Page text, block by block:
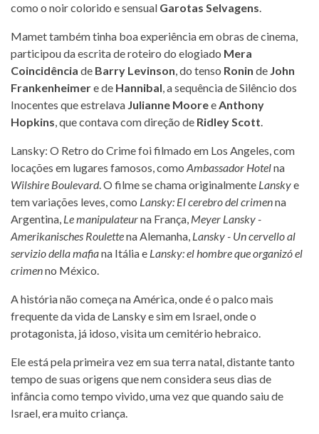
como o noir colorido e sensual Garotas Selvagens.
Mamet também tinha boa experiência em obras de cinema,
participou da escrita de roteiro do elogiado Mera
Coincidência de Barry Levinson, do tenso Ronin de John
Frankenheimere de Hannibal, a sequência de Silêncio dos
Inocentes que estrelava Julianne MooreeAnthony
Hopkins, que contava com direção de Ridley Scott.
Lansky: O Retro do Crime foi filmado em Los Angeles, com
locações em lugares famosos, como Ambassador Hotelna
Wilshire Boulevard. O filme se chama originalmente Lanskye
tem variações leves, como Lansky: El cerebro del crimenna
Argentina, Le manipulateurna França, Meyer Lansky -
Amerikanisches Roulettena Alemanha, Lansky - Un cervello al
servizio della mafiana Itália e Lansky: el hombre que organizó el
crimenno México.
A história não começa na América, onde é o palco mais
frequente da vida de Lansky e sim em Israel, onde o
protagonista, já idoso, visita um cemitério hebraico.
Ele está pela primeira vez em sua terra natal, distante tanto
tempo de suas origens que nem considera seus dias de
infância como tempo vivido, uma vez que quando saiu de
Israel, era muito criança.